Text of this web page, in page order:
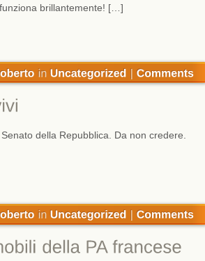
brillantemente! […]
della Repubblica. Da non credere.